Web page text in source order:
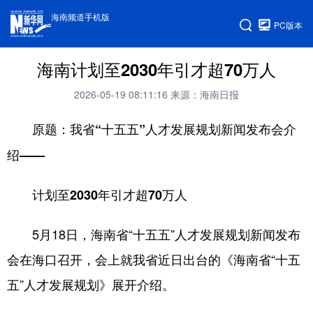
海南频道手机版
PC版本
海南计划至2030年引才超70万人
2026-05-19 08:11:16 来源：海南日报
原题：我省“十五五”人才发展规划新闻发布会介
绍——
计划至2030年引才超70万人
5月18日，海南省“十五五”人才发展规划新闻发布
会在海口召开，会上就我省近日出台的《海南省“十五
五”人才发展规划》展开介绍。